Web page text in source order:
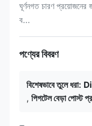
ঘূর্ণনগত চারণ প্রয়োজনের
ব...
পণ্যের বিবরণ
বিশেষভাবে তুলে ধরা:
, পিগটেল বেড়া পোস্ট